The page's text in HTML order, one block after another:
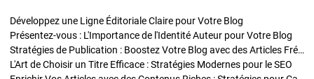
Développez une Ligne Éditoriale Claire pour Votre Blog
Présentez-vous : L'Importance de l'Identité Auteur pour Votre Blog
Stratégies de Publication : Boostez Votre Blog avec des Articles Fréquents et Exclusifs
L'Art de Choisir un Titre Efficace : Stratégies Modernes pour le SEO